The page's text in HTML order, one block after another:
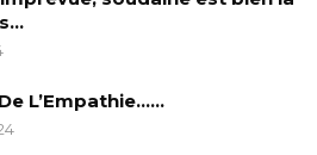
L’Empathie……